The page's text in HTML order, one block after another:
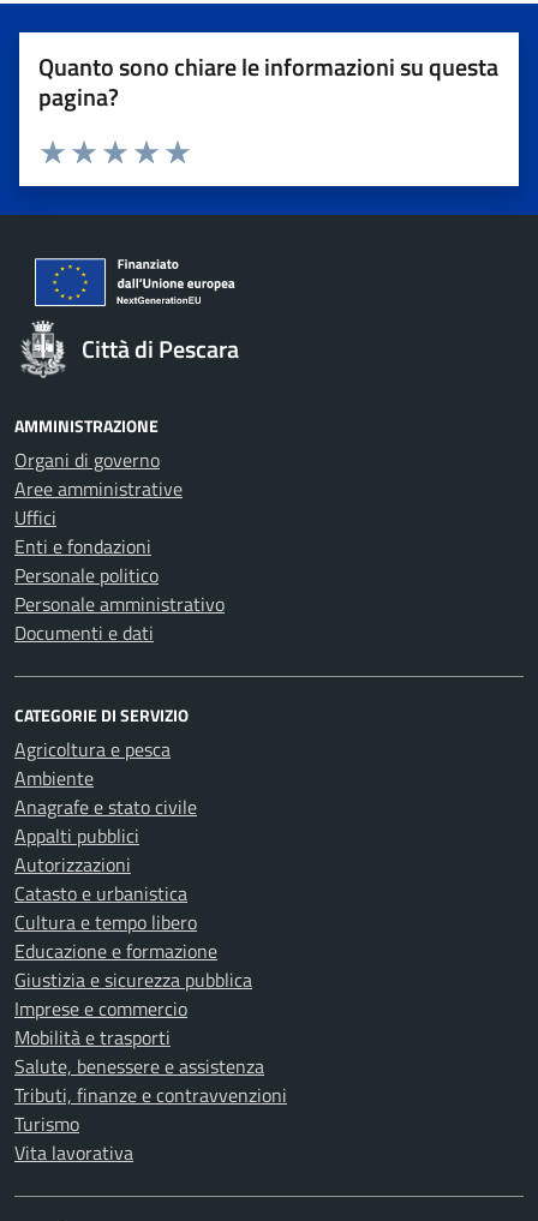
Quanto sono chiare le informazioni su questa
pagina?
Valuta 5 stelle su 5
Valuta 4 stelle su 5
Valuta 3 stelle su 5
Valuta 2 stelle su 5
Valuta 1 stelle su 5
Città di Pescara
AMMINISTRAZIONE
Organi di governo
Aree amministrative
Uffici
Enti e fondazioni
Personale politico
Personale amministrativo
Documenti e dati
CATEGORIE DI SERVIZIO
Agricoltura e pesca
Ambiente
Anagrafe e stato civile
Appalti pubblici
Autorizzazioni
Catasto e urbanistica
Cultura e tempo libero
Educazione e formazione
Giustizia e sicurezza pubblica
Imprese e commercio
Mobilità e trasporti
Salute, benessere e assistenza
Tributi, finanze e contravvenzioni
Turismo
Vita lavorativa